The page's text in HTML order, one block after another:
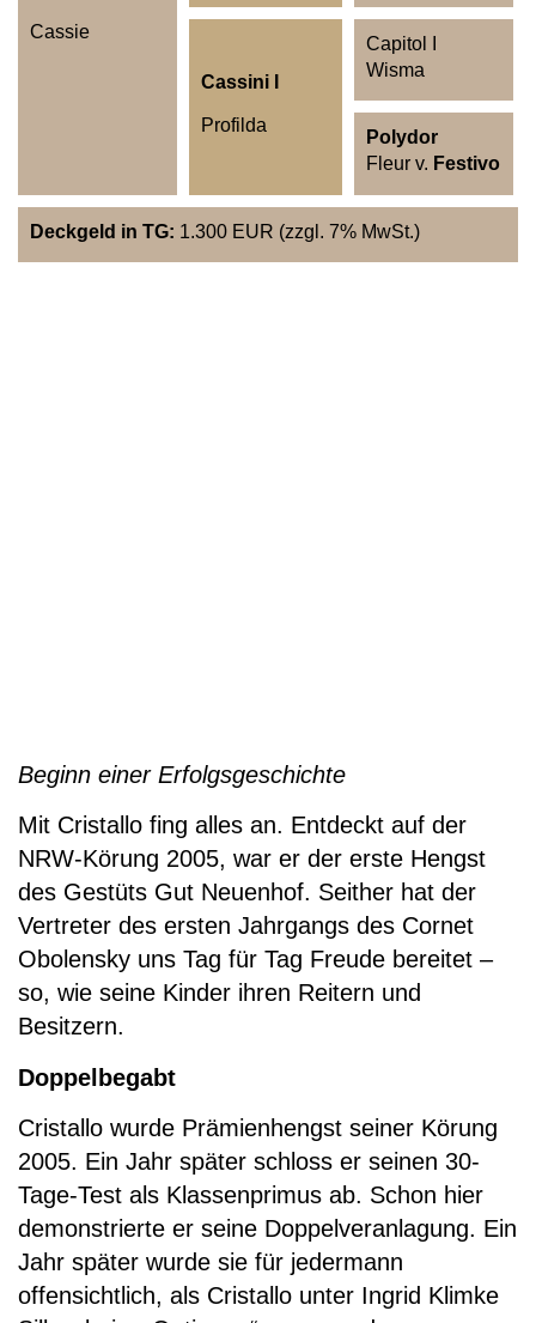
​​​​​​​Cassie
Cassini I
Profilda
Capitol I
Wisma
Polydor
Fleur v. Festivo
Deckgeld in TG: 1.300 EUR (zzgl. 7% MwSt.)
Beginn einer Erfolgsgeschichte
Mit Cristallo fing alles an. Entdeckt auf der
NRW-Körung 2005, war er der erste Hengst
des Gestüts Gut Neuenhof. Seither hat der
Vertreter des ersten Jahrgangs des Cornet
Obolensky uns Tag für Tag Freude bereitet –
so, wie seine Kinder ihren Reitern und
Besitzern.
Doppelbegabt
Cristallo wurde Prämienhengst seiner Körung
2005. Ein Jahr später schloss er seinen 30-
Tage-Test als Klassenprimus ab. Schon hier
demonstrierte er seine Doppelveranlagung. Ein
Jahr später wurde sie für jedermann
offensichtlich, als Cristallo unter Ingrid Klimke